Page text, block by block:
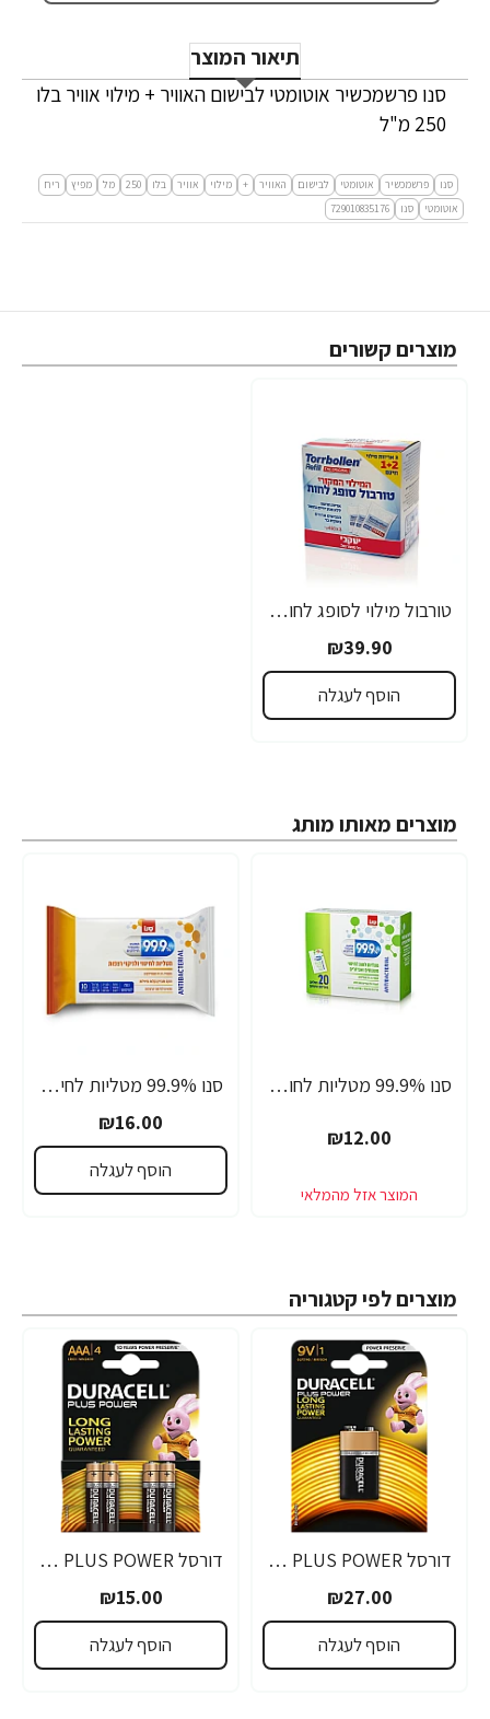
תיאור המוצר
סנו פרשמכשיר אוטומטי לבישום האוויר + מילוי אוויר בלו
250 מ"ל
סנו פרשמכשיר אוטומטי לבישום האוויר + מילוי אוויר בלו 250 מל מפיץ
ריח
אוטומטי
סנו 729010835176
מוצרים קשורים
טורבול מילוי לסופג לחות המקורי - 3 שקיות מילוי - מבית יעקבי
₪39.90
הוסף לעגלה
מוצרים מאותו מותג
סנו 99.9% מטליות לחות אישיות לחיטוי משטחים ואביזרים - 20 מגבונים
₪12.00
סנו 99.9% מטליות לחיטוי ולניקוי רצפות - 10 יחידות
₪16.00
הוסף לעגלה
מוצרים לפי קטגוריה
דורסל PLUS POWER סוללות 9V אריזת 1 יחידות - מבית Duracell
₪27.00
הוסף לעגלה
דורסל PLUS POWER סוללות AAA אריזת 4 יחידות - מבית Duracell
₪15.00
הוסף לעגלה